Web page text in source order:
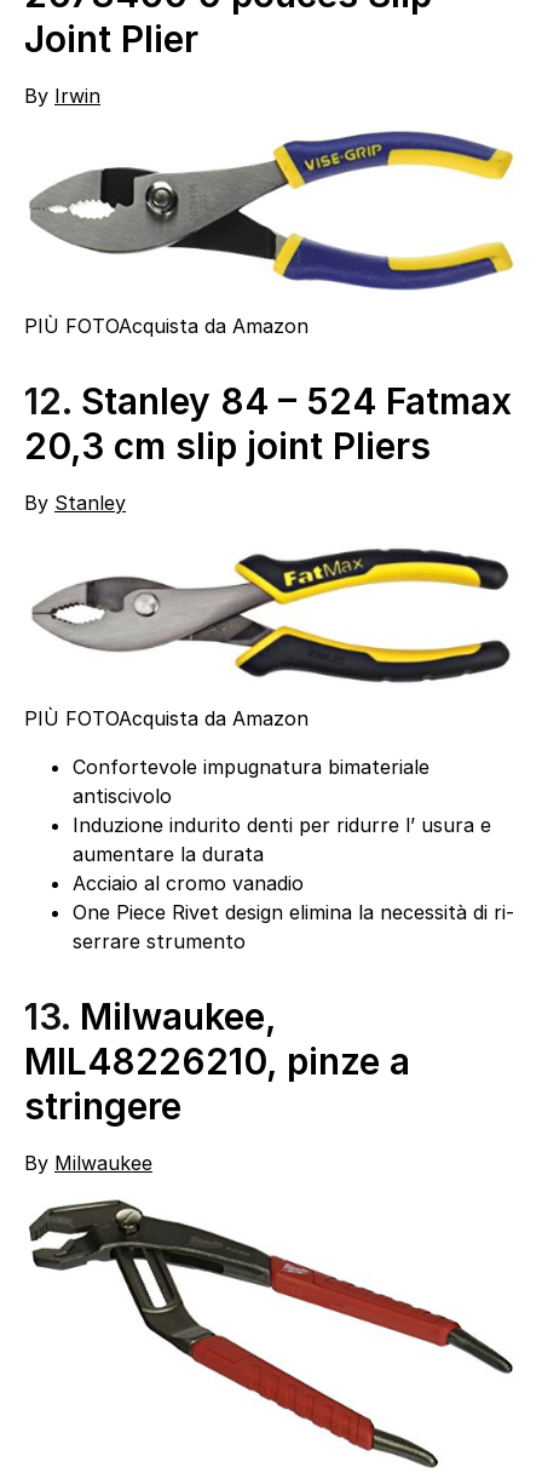
Joint Plier
By Irwin
PIÙ FOTOAcquista da Amazon
12. Stanley 84 – 524 Fatmax
20,3 cm slip joint Pliers
By Stanley
PIÙ FOTOAcquista da Amazon
Confortevole impugnatura bimateriale
antiscivolo
Induzione indurito denti per ridurre l’ usura e
aumentare la durata
Acciaio al cromo vanadio
One Piece Rivet design elimina la necessità di ri-
serrare strumento
13. Milwaukee,
MIL48226210, pinze a
stringere
By Milwaukee